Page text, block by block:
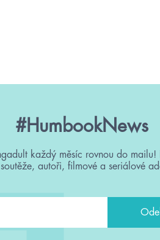
#HumbookNews
každý měsíc rovnou do mailu!
autoři, filmové a seriálové